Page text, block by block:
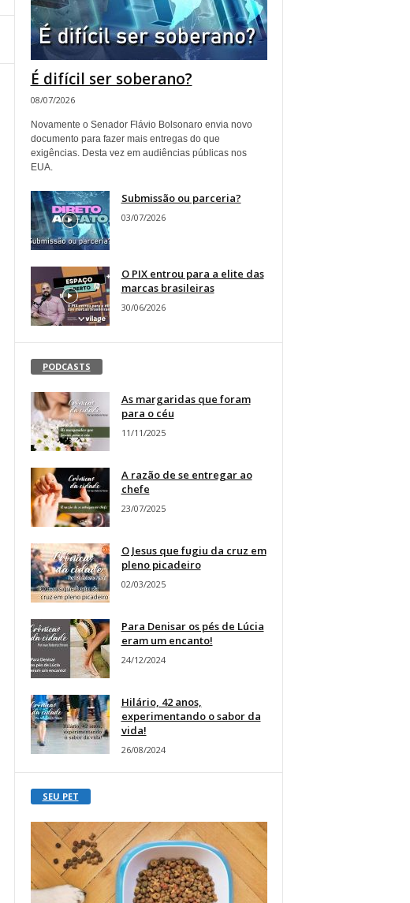
É difícil ser soberano?
08/07/2026
Novamente o Senador Flávio Bolsonaro envia novo
documento para fazer mais entregas do que
exigências. Desta vez em audiências públicas nos
EUA.
Submissão ou parceria?
03/07/2026
O PIX entrou para a elite das
marcas brasileiras
30/06/2026
PODCASTS
As margaridas que foram
para o céu
11/11/2025
A razão de se entregar ao
chefe
23/07/2025
O Jesus que fugiu da cruz em
pleno picadeiro
02/03/2025
Para Denisar os pés de Lúcia
eram um encanto!
24/12/2024
Hilário, 42 anos,
experimentando o sabor da
vida!
26/08/2024
SEU PET